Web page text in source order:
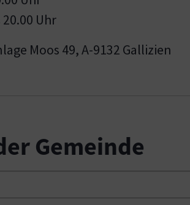
Uhr
Moos 49, A-9132 Gallizien
Gemeinde